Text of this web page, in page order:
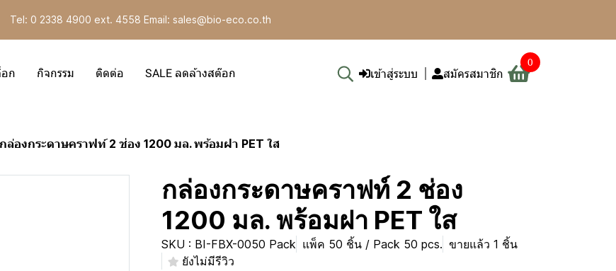
Tel: 0 2338 4900 ext. 4558 Email: sales@bio-eco.co.th
ก กิจกรรม ติดต่อ SALE ลดล้างสต๊อก เข้าสู่ระบบ สมัครสมาชิก
0
กล่องกระดาษคราฟท์ 2 ช่อง 1200 มล. พร้อมฝา PET ใส
กล่องกระดาษคราฟท์ 2 ช่อง
1200 มล. พร้อมฝา PET ใส
SKU : BI-FBX-0050 Pack แพ็ค 50 ชิ้น / Pack 50 pcs. ขายแล้ว 1 ชิ้น
ยังไม่มีรีวิว